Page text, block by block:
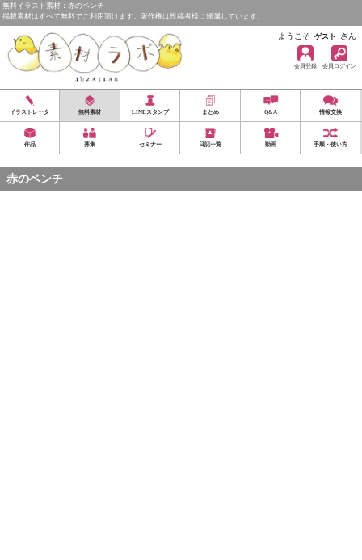
無料イラスト素材：赤のベンチ
掲載素材はすべて無料でご利用頂けます。著作権は投稿者様に帰属しています。
ようこそ ゲスト さん
会員登録 会員ログイン
イラストレータ 無料素材 LINEスタンプ まとめ Q&A 情報交換
作品 募集 セミナー 日記一覧 動画 手順・使い方
赤のベンチ